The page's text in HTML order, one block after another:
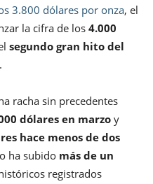
3.800 dólares por onza, el
la cifra de los 4.000
segundo gran hito del
racha sin precedentes
dólares en marzo y
hace menos de dos
ha subido más de un
registrados